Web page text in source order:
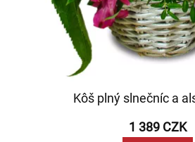
Kôš plný slnečníc a
1 389 CZK